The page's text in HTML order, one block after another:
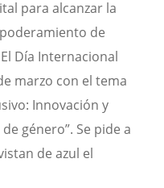
para alcanzar la
de
Día Internacional
marzo con el tema
Innovación y
género”. Se pide a
de azul el